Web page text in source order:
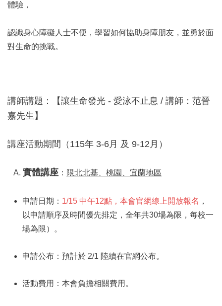
體驗，
認識身心障礙人士不便，學習如何協助身障朋友，並勇於面
對生命的挑戰。
講師講題：【讓生命發光 - 愛泳不止息 / 講師：范晉
嘉先生】
講座活動期間（115年 3-6月 及 9-12月）
A. 實體講座 ： 限北北基、桃園、宜蘭地區
申請日期： 1/15 中午12點，本會官網線上開放報名 ，
以申請順序及時間優先排定，全年共30場為限，每校一
場為限）。
申請公布：預計於 2/1 陸續在官網公布。
活動費用：本會負擔相關費用。